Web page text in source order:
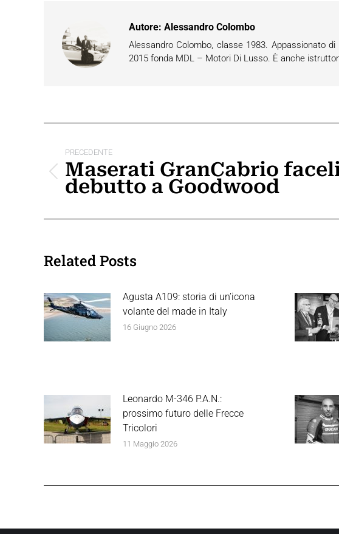
Autore: Alessandro Colombo
Alessandro Colombo, classe 1983. Appassionato
2015 fonda MDL – Motori Di Lusso. È anche
post
PRECEDENTE
Post
precedente:
Maserati GranCabrio
debutto a Goodwood
Related Posts
Agusta A109: storia di un’icona
volante del made in Italy
16 Giugno 2026
Leonardo M-346 P.A.N.:
prossimo futuro delle Frecce
Tricolori
11 Maggio 2026